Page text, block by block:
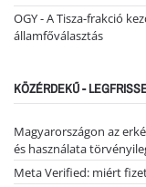
OGY - A Tisza-frakció
államfőválasztás
KÖZÉRDEKŰ -
Magyarországon az
és használata
Meta Verified: miért